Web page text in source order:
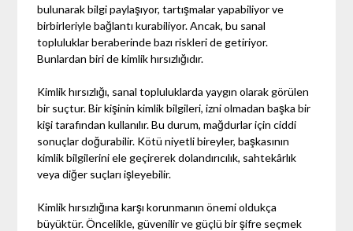
bulunarak bilgi paylaşıyor, tartışmalar yapabiliyor ve
birbirleriyle bağlantı kurabiliyor. Ancak, bu sanal
topluluklar beraberinde bazı riskleri de getiriyor.
Bunlardan biri de kimlik hırsızlığıdır.
Kimlik hırsızlığı, sanal topluluklarda yaygın olarak görülen
bir suçtur. Bir kişinin kimlik bilgileri, izni olmadan başka bir
kişi tarafından kullanılır. Bu durum, mağdurlar için ciddi
sonuçlar doğurabilir. Kötü niyetli bireyler, başkasının
kimlik bilgilerini ele geçirerek dolandırıcılık, sahtekârlık
veya diğer suçları işleyebilir.
Kimlik hırsızlığına karşı korunmanın önemi oldukça
büyüktür. Öncelikle, güvenilir ve güçlü bir şifre seçmek